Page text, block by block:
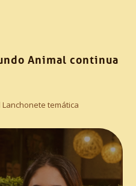
Animal continua
Lanchonete temática